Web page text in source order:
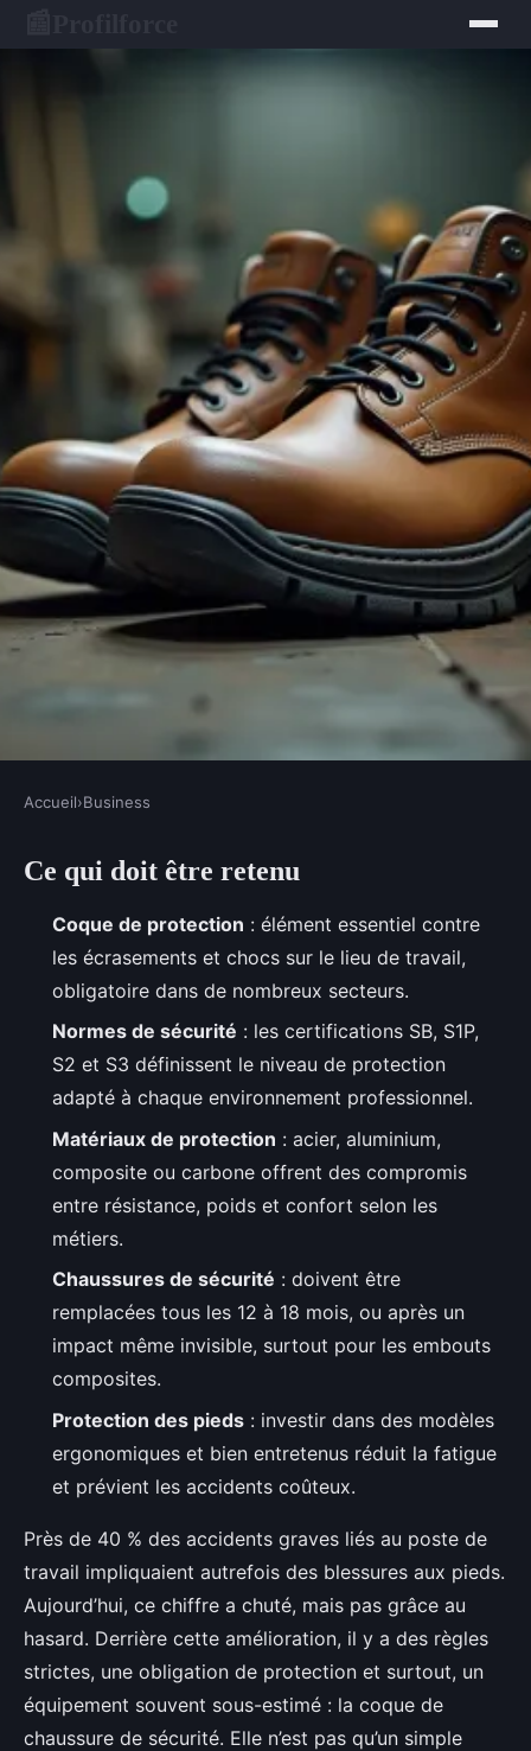
Coque de chaussure de sécurité :
comment choisir la meilleure
protection pour vos pieds
•15/05/2026 14:39
Accueil›Business
Ce qui doit être retenu
Coque de protection : élément essentiel contre
les écrasements et chocs sur le lieu de travail,
obligatoire dans de nombreux secteurs.
Normes de sécurité : les certifications SB, S1P,
S2 et S3 définissent le niveau de protection
adapté à chaque environnement professionnel.
Matériaux de protection : acier, aluminium,
composite ou carbone offrent des compromis
entre résistance, poids et confort selon les
métiers.
Chaussures de sécurité : doivent être
remplacées tous les 12 à 18 mois, ou après un
impact même invisible, surtout pour les embouts
composites.
Protection des pieds : investir dans des modèles
ergonomiques et bien entretenus réduit la fatigue
et prévient les accidents coûteux.
Près de 40 % des accidents graves liés au poste de
travail impliquaient autrefois des blessures aux pieds.
Aujourd’hui, ce chiffre a chuté, mais pas grâce au
hasard. Derrière cette amélioration, il y a des règles
strictes, une obligation de protection et surtout, un
équipement souvent sous-estimé : la coque de
chaussure de sécurité. Elle n’est pas qu’un simple